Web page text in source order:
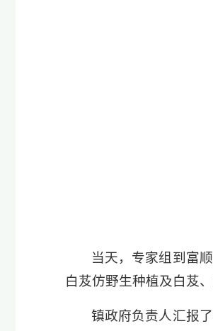
当天，专家组到富
白芨仿野生种植及白芨
镇政府负责人汇报